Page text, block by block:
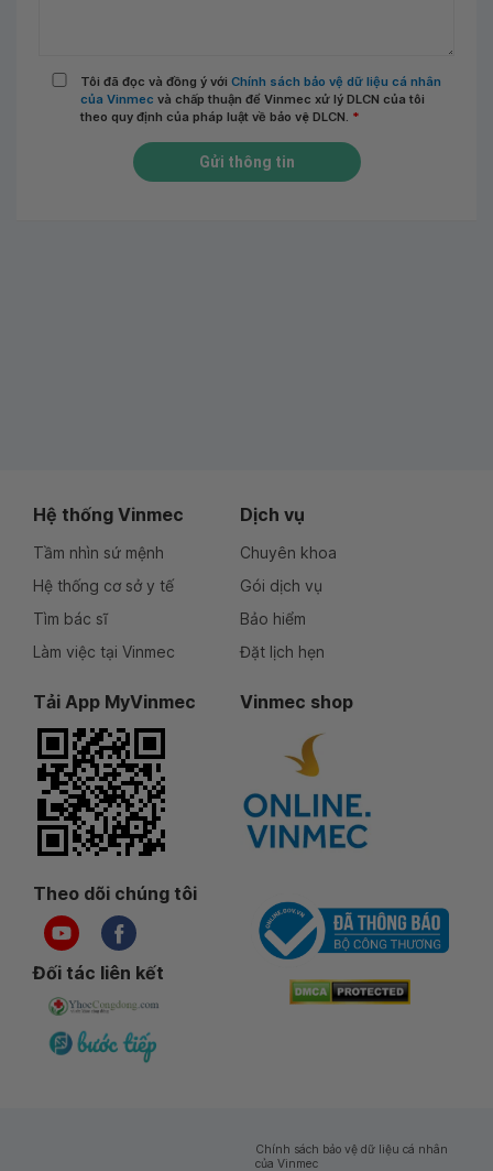
Tôi đã đọc và đồng ý với Chính sách bảo vệ dữ liệu cá nhân
của Vinmec và chấp thuận để Vinmec xử lý DLCN của tôi
theo quy định của pháp luật về bảo vệ DLCN. *
Gửi thông tin
Hệ thống Vinmec
Tầm nhìn sứ mệnh
Hệ thống cơ sở y tế
Tìm bác sĩ
Làm việc tại Vinmec
Dịch vụ
Chuyên khoa
Gói dịch vụ
Bảo hiểm
Đặt lịch hẹn
Tải App MyVinmec Vinmec shop
Theo dõi chúng tôi
Đối tác liên kết
Chính sách bảo vệ dữ liệu cá nhân
của Vinmec